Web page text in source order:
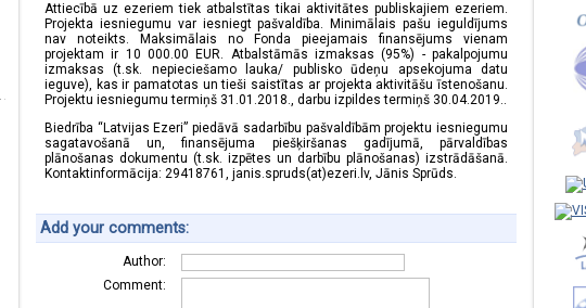
Attiecībā uz ezeriem tiek atbalstītas tikai aktivitātes publiskajiem ezeriem.
Projekta iesniegumu var iesniegt pašvaldība. Minimālais pašu ieguldījums
nav noteikts. Maksimālais no Fonda pieejamais finansējums vienam
projektam ir 10 000.00 EUR. Atbalstāmās izmaksas (95%) - pakalpojumu
izmaksas (t.sk. nepieciešamo lauka/ publisko ūdeņu apsekojuma datu
ieguve), kas ir pamatotas un tieši saistītas ar projekta aktivitāšu īstenošanu.
Projektu iesniegumu termiņš 31.01.2018., darbu izpildes termiņš 30.04.2019..
Biedrība “Latvijas Ezeri” piedāvā sadarbību pašvaldībām projektu iesniegumu
sagatavošanā un, finansējuma piešķiršanas gadījumā, pārvaldības
plānošanas dokumentu (t.sk. izpētes un darbību plānošanas) izstrādāšanā.
Kontaktinformācija: 29418761, janis.spruds(at)ezeri.lv, Jānis Sprūds.
Add your comments:
Author:
Comment: